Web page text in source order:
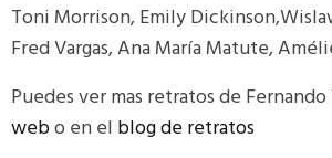
Toni Morrison, Emily
Fred Vargas, Ana María Matute,
Puedes ver mas retratos de
webo en el blog de retratos